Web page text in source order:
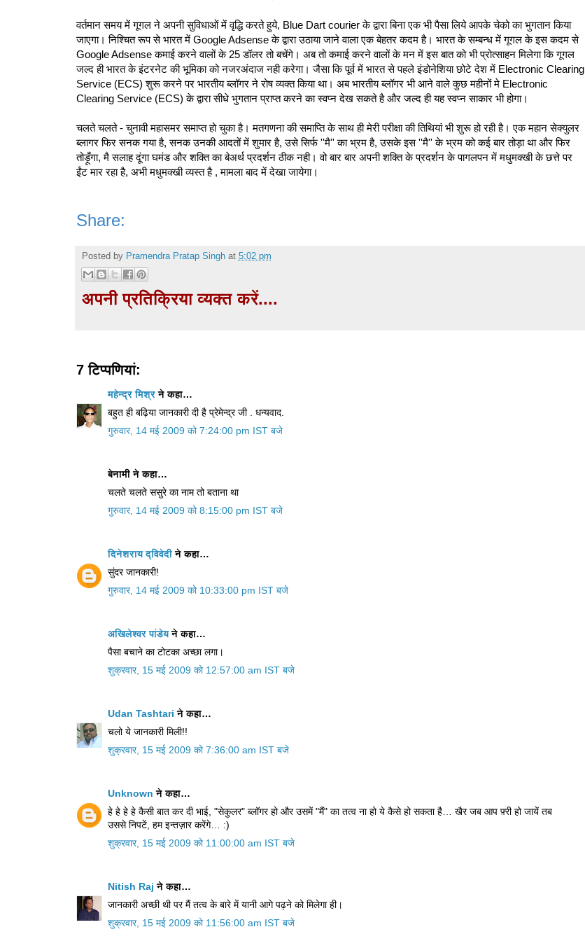
वर्तमान समय में गूगल ने अपनी सुविधाओं में वृद्धि करते हुये, Blue Dart courier के द्वारा बिना एक भी पैसा लिये आपके चेको का भुगतान किया
जाएगा। निश्चित रूप से भारत में Google Adsense के द्वारा उठाया जाने वाला एक बेहतर कदम है। भारत के सम्बन्ध में गूगल के इस कदम से
Google Adsense कमाई करने वालों के 25 डॉलर तो बचेंगे। अब तो कमाई करने वालों के मन में इस बात को भी प्रोत्साहन मिलेगा कि गूगल
जल्द ही भारत के इंटरनेट की भूमिका को नजरअंदाज नही करेगा। जैसा कि पूर्व में भारत से पहले इंडोनेशिया छोटे देश में Electronic Clearing
Service (ECS) शुरू करने पर भारतीय ब्लॉगर ने रोष व्यक्त किया था। अब भारतीय ब्लॉगर भी आने वाले कुछ महीनों मे Electronic
Clearing Service (ECS) के द्वारा सीधे भुगतान प्राप्त करने का स्वप्न देख सकते है और जल्द ही यह स्वप्न साकार भी होगा।
चलते चलते - चुनावी महासमर समाप्त हो चुका है। मतगणना की समाप्ति के साथ ही मेरी परीक्षा की तिथियां भी शुरू हो रही है। एक महान सेक्‍युलर
ब्‍लागर फिर सनक गया है, सनक उनकी आदतों में शुमार है, उसे सिर्फ ''मै'' का भ्रम है, उसके इस ''मै'' के भ्रम को कई बार तोड़ा था और फिर
तोड़ूँगा, मै सलाह दूंगा घमंड और शक्ति का बेअर्थ प्रदर्शन ठीक नही। वो बार बार अपनी शक्ति के प्रदर्शन के पागलपन में मधुमक्खी के छत्ते पर
ईंट मार रहा है, अभी मधुमक्खी व्‍यस्‍त है , मामला बाद में देखा जायेगा।
Share:
Posted by Pramendra Pratap Singh at 5:02 pm
अपनी प्रतिक्रिया व्यक्त करें....
7 टिप्‍पणियां:
महेन्द्र मिश्रने कहा…
बहुत ही बढ़िया जानकारी दी है प्रेमेन्द्र जी . धन्यवाद.
गुरुवार, 14 मई 2009 को 7:24:00 pm IST बजे
बेनामी ने कहा…
चलते चलते ससुरे का नाम तो बताना था
गुरुवार, 14 मई 2009 को 8:15:00 pm IST बजे
दिनेशराय द्विवेदीने कहा…
सुंदर जानकारी!
गुरुवार, 14 मई 2009 को 10:33:00 pm IST बजे
अखिलेश्‍वर पांडेयने कहा…
पैसा बचाने का टोटका अच्‍छा लगा।
शुक्रवार, 15 मई 2009 को 12:57:00 am IST बजे
Udan Tashtari ने कहा…
चलो ये जानकारी मिली!!
शुक्रवार, 15 मई 2009 को 7:36:00 am IST बजे
Unknown ने कहा…
हे हे हे हे कैसी बात कर दी भाई, "सेकुलर" ब्लॉगर हो और उसमें "मैं" का तत्व ना हो ये कैसे हो सकता है… खैर जब आप फ़्री हो जायें तब
उससे निपटें, हम इन्तज़ार करेंगे… :)
शुक्रवार, 15 मई 2009 को 11:00:00 am IST बजे
Nitish Raj ने कहा…
जानकारी अच्छी थी पर मैं तत्व के बारे में यानी आगे पढ़ने को मिलेगा ही।
शुक्रवार, 15 मई 2009 को 11:56:00 am IST बजे